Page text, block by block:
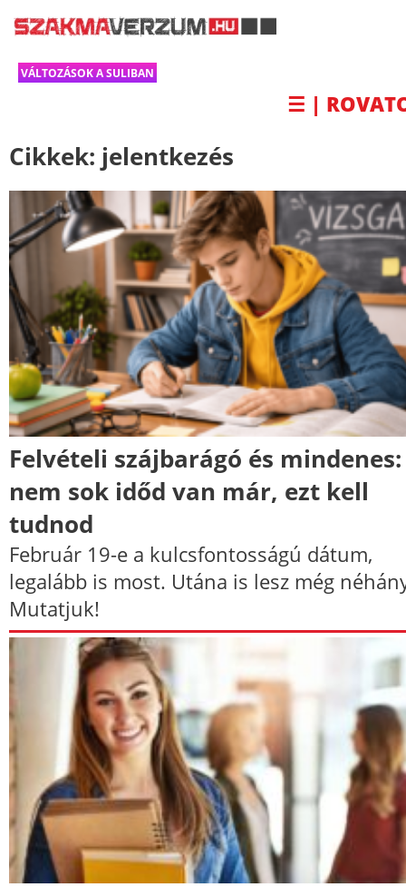
VÁLTOZÁSOK A SULIBAN
☰ |
Cikkek: jelentkezés
Felvételi szájbarágó és mindenes:
nem sok időd van már, ezt kell
tudnod
Február 19-e a kulcsfontosságú dátum,
legalább is most. Utána is lesz még
Mutatjuk!